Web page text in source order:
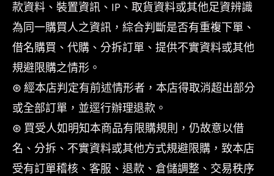
款資料、裝置資訊、IP、取貨資料或其他足資辨識
為同一購買人之資訊，綜合判斷是否有重複下單、
借名購買、代購、分拆訂單、提供不實資料或其他
規避限購之情形。
⊛ 經本店判定有前述情形者，本店得取消超出部分
或全部訂單，並逕行辦理退款。
⊛ 買受人如明知本商品有限購規則，仍故意以借
名、分拆、不實資料或其他方式規避限購，致本店
受有訂單稽核、客服、退款、倉儲調整、交易秩序